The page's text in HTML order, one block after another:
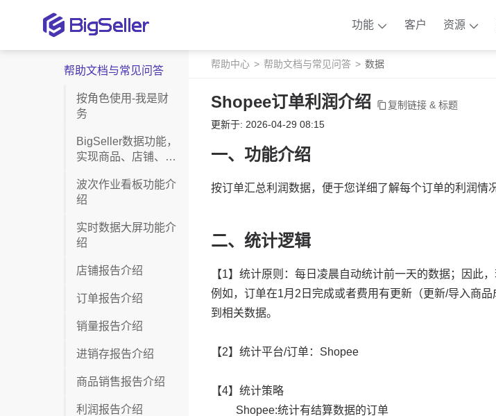
功能 客户 资源
帮助文档与常见问答
按角色使用-我是财
务
BigSeller数据功能，
实现商品、店铺、发
波次作业看板功能介
绍
实时数据大屏功能介
绍
店铺报告介绍
订单报告介绍
销量报告介绍
进销存报告介绍
商品销售报告介绍
利润报告介绍
帮助中心 帮助文档与常见问答 数据
Shopee订单利润介绍
复制链接 & 标题
更新于: 2026-04-29 08:15